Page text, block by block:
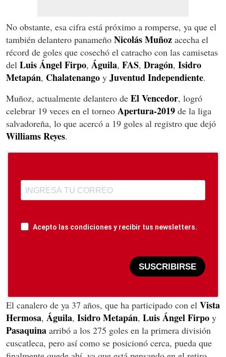
No obstante, esa cifra está próximo a romperse, ya que el
también delantero panameño Nicolás Muñoz acecha el
récord de goles que cosechó el catracho con las camisetas
del Luis Ángel Firpo, Águila, FAS, Dragón, Isidro
Metapán, Chalatenango y Juventud Independiente.
Muñoz, actualmente delantero de El Vencedor, logró
celebrar 19 veces en el torneo Apertura-2019 de la liga
salvadoreña, lo que acercó a 19 goles al registro que dejó
Williams Reyes.
Acepto las condiciones y recibir tus newsletters.
SUSCRIBIRSE
El canalero de ya 37 años, que ha participado con el Vista
Hermosa, Águila, IsidroMetapán, LuisÁngelFirpo y
Pasaquina arribó a los 275 goles en la primera división
cuscatleca, pero así como se posicionó cerca, pueda que